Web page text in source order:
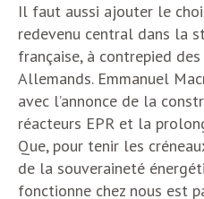
Il faut aussi ajouter le
redevenu central dans la
française, à contrepied
Allemands. Emmanuel
avec l’annonce de la
réacteurs EPR et la
Que, pour tenir les
de la souveraineté
fonctionne chez nous est